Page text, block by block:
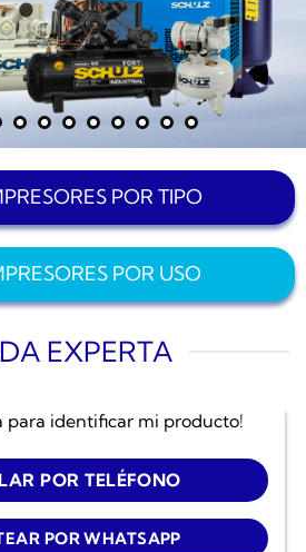
POR TIPO
POR USO
EXPERTA
para identificar mi producto!
POR TELÉFONO
POR WHATSAPP